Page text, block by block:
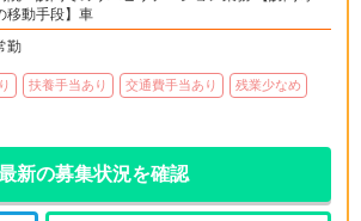
移動手段】車
勤
扶養手当あり 交通費手当あり 残業少なめ
新の募集状況を確認